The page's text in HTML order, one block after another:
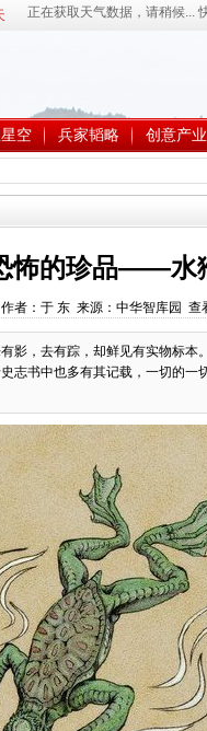
空 兵家韬略 创意产业
怖的珍品——水
者：于 东 来源：中华智库园 查
影，去有踪，却鲜见有实物标本
志书中也多有其记载，一切的一